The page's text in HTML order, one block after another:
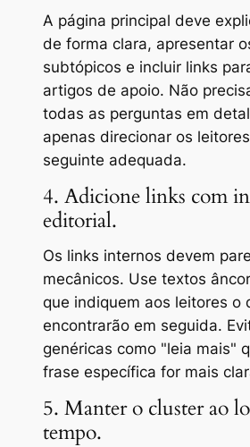
A página principal deve
de forma clara, apresentar
subtópicos e incluir links
artigos de apoio. Não
todas as perguntas em
apenas direcionar os
seguinte adequada.
4. Adicione links com
editorial.
Os links internos devem
mecânicos. Use textos
que indiquem aos leitores o
encontrarão em seguida.
genéricas como "leia mais"
frase específica for mais
5. Manter o cluster ao
tempo.